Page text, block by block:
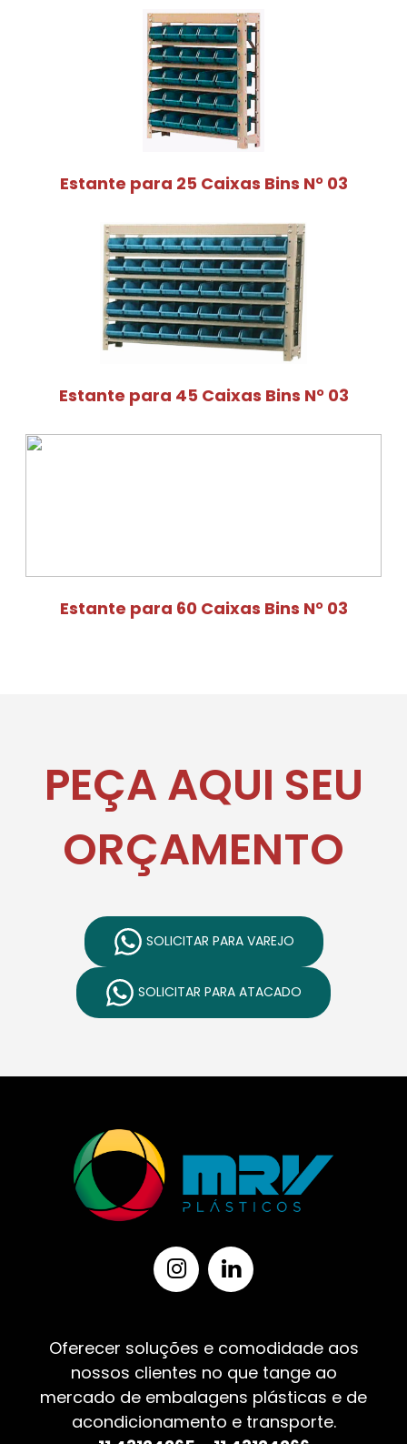
Estante para 25 Caixas Bins N° 03
Estante para 45 Caixas Bins N° 03
Estante para 60 Caixas Bins N° 03
PEÇA AQUI SEU
ORÇAMENTO
SOLICITAR PARA VAREJO
SOLICITAR PARA ATACADO
Oferecer soluções e comodidade aos
nossos clientes no que tange ao
mercado de embalagens plásticas e de
acondicionamento e transporte.